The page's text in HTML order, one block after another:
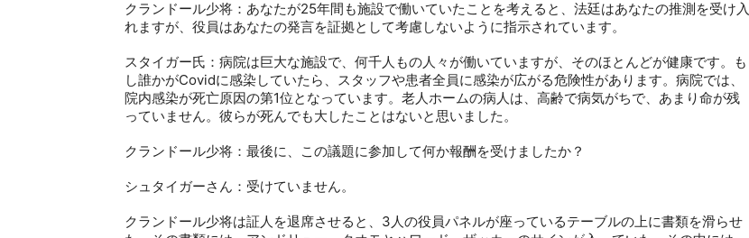
クランドール少将：あなたが25年間も施設で働いていたことを考えると、法廷はあなたの推測を受け入
れますが、役員はあなたの発言を証拠として考慮しないように指示されています。
スタイガー氏：病院は巨大な施設で、何千人もの人々が働いていますが、そのほとんどが健康です。も
し誰かがCovidに感染していたら、スタッフや患者全員に感染が広がる危険性があります。病院では、
院内感染が死亡原因の第1位となっています。老人ホームの病人は、高齢で病気がちで、あまり命が残
っていません。彼らが死んでも大したことはないと思いました。
クランドール少将：最後に、この議題に参加して何か報酬を受けましたか？
シュタイガーさん：受けていません。
クランドール少将は証人を退席させると、 3人の役員パネルが座っているテーブルの上に書類を滑らせ